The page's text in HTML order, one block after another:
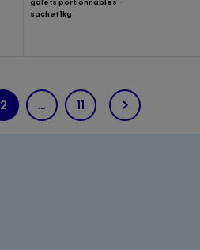
galets portionnables -
sachet 1kg
2(current)
… 11